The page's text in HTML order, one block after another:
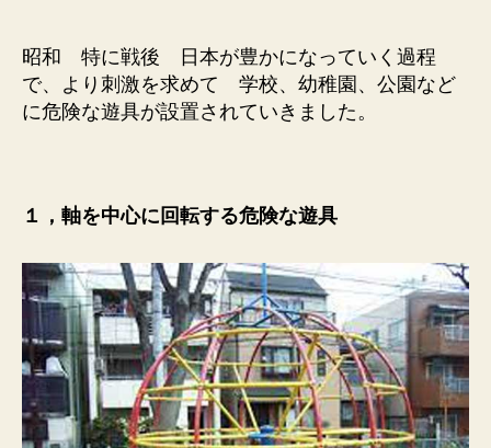
昭和 特に戦後 日本が豊かになっていく過程
で、より刺激を求めて 学校、幼稚園、公園など
に危険な遊具が設置されていきました。
１，軸を中心に回転する危険な遊具